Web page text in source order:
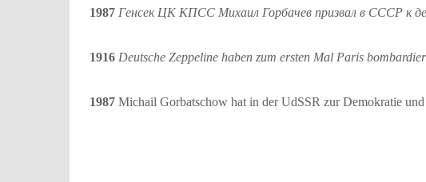
1987 Генсек ЦК КПСС Михаил Горбачев призвал в СССР к
1916 Deutsche Zeppeline haben zum ersten Mal Paris
1987 Michail Gorbatschow hat in der UdSSR zur Demokratie